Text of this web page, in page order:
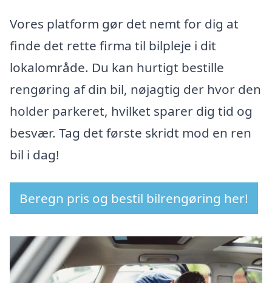
Vores platform gør det nemt for dig at
finde det rette firma til bilpleje i dit
lokalområde. Du kan hurtigt bestille
rengøring af din bil, nøjagtig der hvor den
holder parkeret, hvilket sparer dig tid og
besvær. Tag det første skridt mod en ren
bil i dag!
Beregn pris og bestil bilrengøring her!